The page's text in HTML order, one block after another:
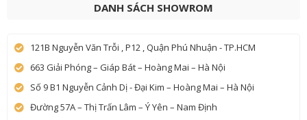
DANH SÁCH SHOWROM
121B Nguyễn Văn Trỗi , P12 , Quận Phú Nhuận - TP.HCM
663 Giải Phóng – Giáp Bát – Hoàng Mai – Hà Nội
Số 9 B1 Nguyễn Cảnh Dị - Đại Kim – Hoàng Mai – Hà Nội
Đường 57A – Thị Trấn Lâm – Ý Yên – Nam Định